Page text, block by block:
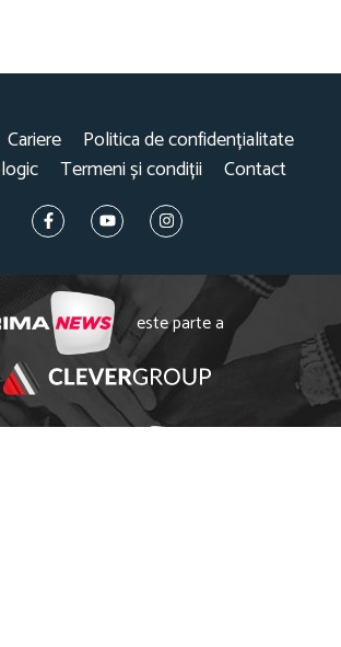
Cariere
Politica de confidențialitate
Termeni și condiții Contact
este parte a